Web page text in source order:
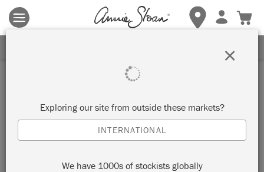
Terms & conditions apply.Tap herefor more details.
Stockist
AZ ASZTALOM MŰTEREM
ÉS MŰHELY
GÖDÖLLŐ, HUNGARY
Exploring our site from outside these markets?
INTERNATIONAL
We have 1000s of stockists globally
×